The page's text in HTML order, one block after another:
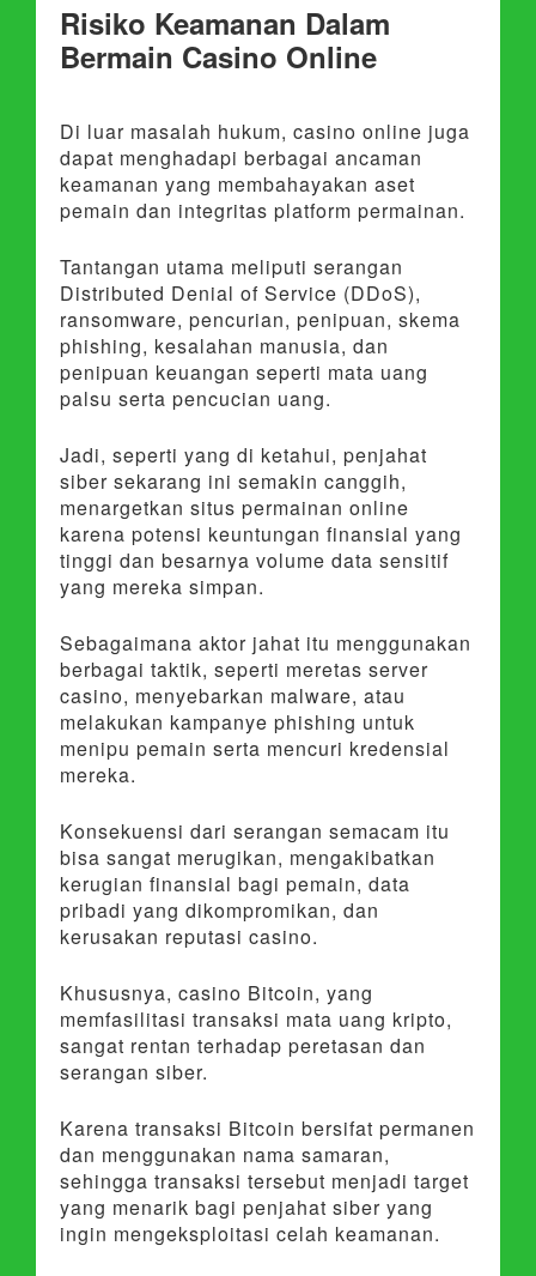
Risiko Keamanan Dalam
Bermain Casino Online
Di luar masalah hukum, casino online juga
dapat menghadapi berbagai ancaman
keamanan yang membahayakan aset
pemain dan integritas platform permainan.
Tantangan utama meliputi serangan
Distributed Denial of Service (DDoS),
ransomware, pencurian, penipuan, skema
phishing, kesalahan manusia, dan
penipuan keuangan seperti mata uang
palsu serta pencucian uang.
Jadi, seperti yang di ketahui, penjahat
siber sekarang ini semakin canggih,
menargetkan situs permainan online
karena potensi keuntungan finansial yang
tinggi dan besarnya volume data sensitif
yang mereka simpan.
Sebagaimana aktor jahat itu menggunakan
berbagai taktik, seperti meretas server
casino, menyebarkan malware, atau
melakukan kampanye phishing untuk
menipu pemain serta mencuri kredensial
mereka.
Konsekuensi dari serangan semacam itu
bisa sangat merugikan, mengakibatkan
kerugian finansial bagi pemain, data
pribadi yang dikompromikan, dan
kerusakan reputasi casino.
Khususnya, casino Bitcoin, yang
memfasilitasi transaksi mata uang kripto,
sangat rentan terhadap peretasan dan
serangan siber.
Karena transaksi Bitcoin bersifat permanen
dan menggunakan nama samaran,
sehingga transaksi tersebut menjadi target
yang menarik bagi penjahat siber yang
ingin mengeksploitasi celah keamanan.